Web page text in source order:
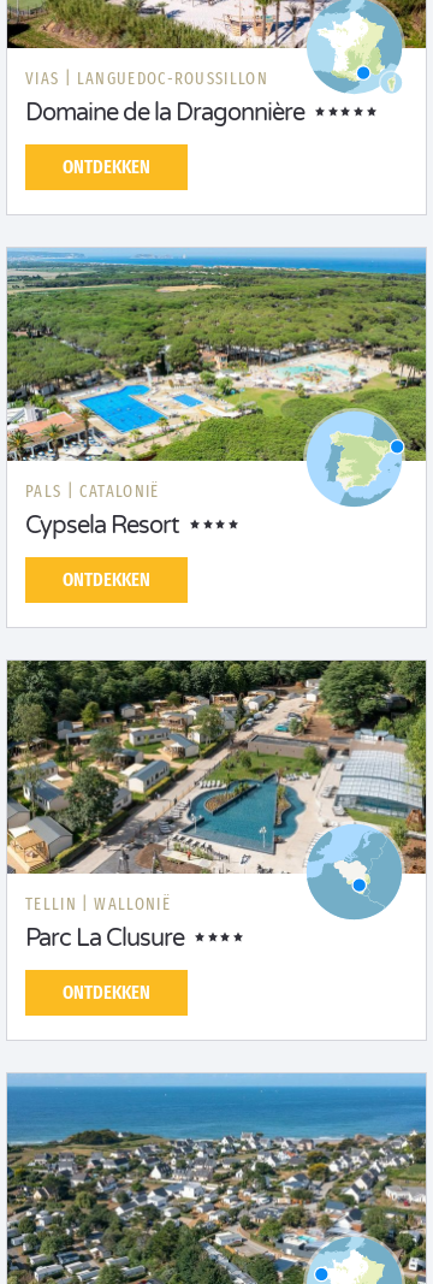
VIAS | LANGUEDOC-ROUSSILLON
Domaine de la Dragonnière
ONTDEKKEN
PALS | CATALONIË
Cypsela Resort
ONTDEKKEN
TELLIN | WALLONIË
Parc La Clusure
ONTDEKKEN